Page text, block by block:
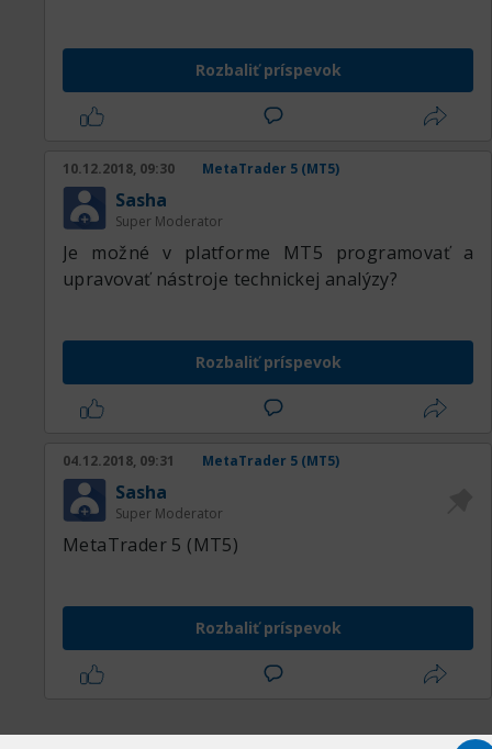
Rozbaliť príspevok
10.12.2018, 09:30 MetaTrader 5 (MT5)
Sasha
Super Moderator
Je možné v platforme MT5 programovať a
upravovať nástroje technickej analýzy?
Rozbaliť príspevok
04.12.2018, 09:31 MetaTrader 5 (MT5)
Sasha
Super Moderator
MetaTrader 5 (MT5)
Rozbaliť príspevok